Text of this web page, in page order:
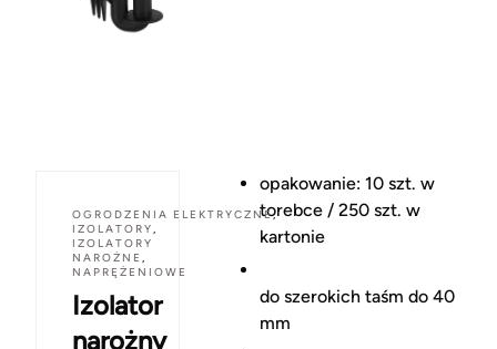
OGRODZENIA ELEKTRYCZNE,
IZOLATORY,
IZOLATORY
NAROŻNE ,
NAPRĘŻENIOWE
Izolator
narożny
opakowanie: 10 szt. w
torebce / 250 szt. w
kartonie
do szerokich taśm do 40
mm